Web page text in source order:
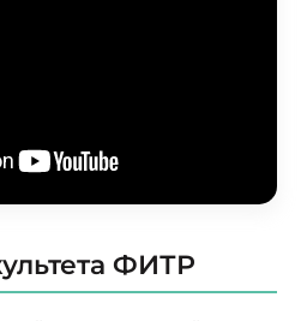
ФИТР